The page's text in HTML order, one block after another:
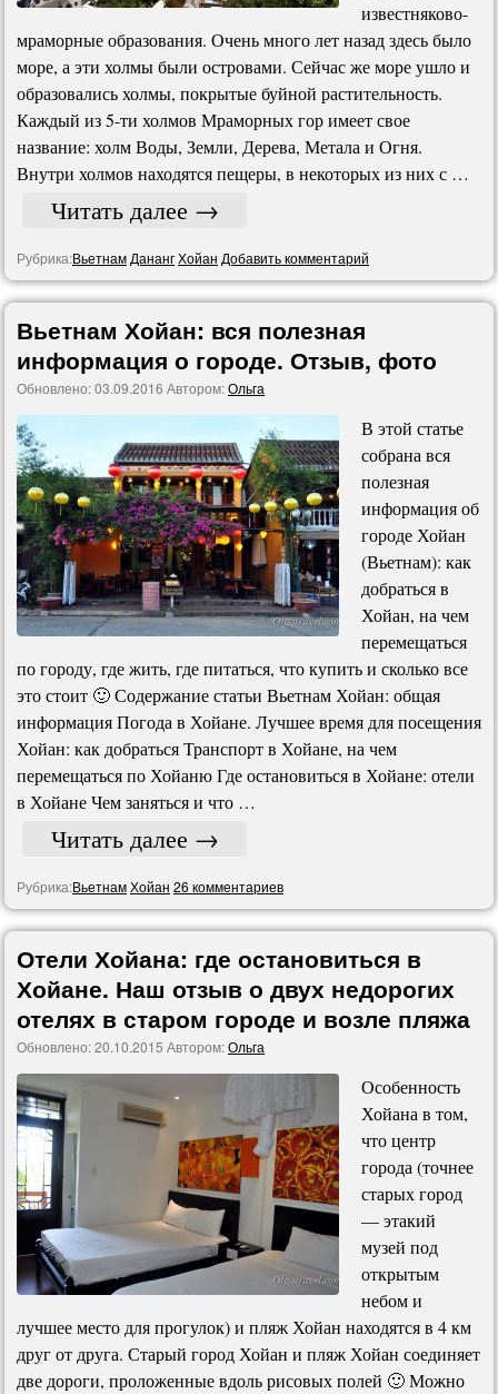
известняково-
мраморные образования. Очень много лет назад здесь было
море, а эти холмы были островами. Сейчас же море ушло и
образовались холмы, покрытые буйной растительность.
Каждый из 5-ти холмов Мраморных гор имеет свое
название: холм Воды, Земли, Дерева, Метала и Огня.
Внутри холмов находятся пещеры, в некоторых из них с …
Читать далее →
Рубрика:Вьетнам ДанангХойан Добавить комментарий
Вьетнам Хойан: вся полезная
информация о городе. Отзыв, фото
Обновлено:03.09.2016 Автором:Ольга
В этой статье
собрана вся
полезная
информация об
городе Хойан
(Вьетнам): как
добраться в
Хойан, на чем
перемещаться
по городу, где жить, где питаться, что купить и сколько все
это стоит 🙂 Содержание статьи Вьетнам Хойан: общая
информация Погода в Хойане. Лучшее время для посещения
Хойан: как добраться Транспорт в Хойане, на чем
перемещаться по Хойаню Где остановиться в Хойане: отели
в Хойане Чем заняться и что …
Читать далее →
Рубрика:ВьетнамХойан 26 комментариев
Отели Хойана: где остановиться в
Хойане. Наш отзыв о двух недорогих
отелях в старом городе и возле пляжа
Обновлено:20.10.2015 Автором:Ольга
Особенность
Хойана в том,
что центр
города (точнее
старых город
— этакий
музей под
открытым
небом и
лучшее место для прогулок) и пляж Хойан находятся в 4 км
друг от друга. Старый город Хойан и пляж Хойан соединяет
две дороги, проложенные вдоль рисовых полей 🙂 Можно